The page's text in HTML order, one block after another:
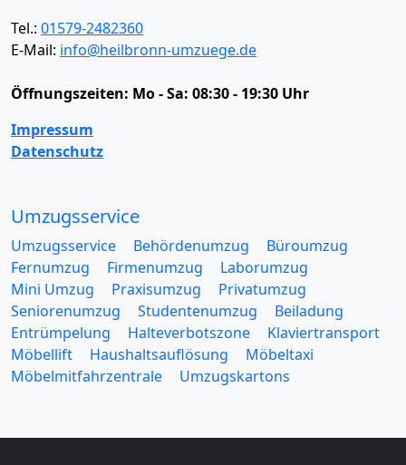
Tel.: 01579-2482360
E-Mail: info@heilbronn-umzuege.de
Öffnungszeiten: Mo - Sa: 08:30 - 19:30 Uhr
Impressum
Datenschutz
Umzugsservice
Umzugsservice Behördenumzug
Büroumzug
Fernumzug
Firmenumzug
Laborumzug
Mini Umzug
Praxisumzug
Privatumzug
Seniorenumzug
Studentenumzug
Beiladung
Entrümpelung
Halteverbotszone
Klaviertransport
Möbellift
Haushaltsauflösung
Möbeltaxi
Möbelmitfahrzentrale
Umzugskartons